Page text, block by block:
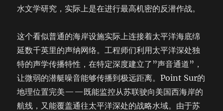
水文学研究，实际上是在进行最高机密的反潜作战。
这个看似普通的海岸设施实际上连接着太平洋海底绵
延数千英里的声纳网络。工程师们利用太平洋深处独
特的声学传播特性，在特定深度建立了”声音通道”，
让微弱的潜艇噪音能够传播到极远距离。Point Sur的
地理位置完美——既能监控从苏联驶向美国西海岸的
航线，又能覆盖通往太平洋深处的战略水域。由于苏